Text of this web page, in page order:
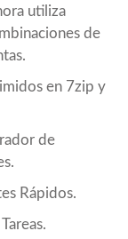
utiliza
de
en 7zip y
de
Rápidos.